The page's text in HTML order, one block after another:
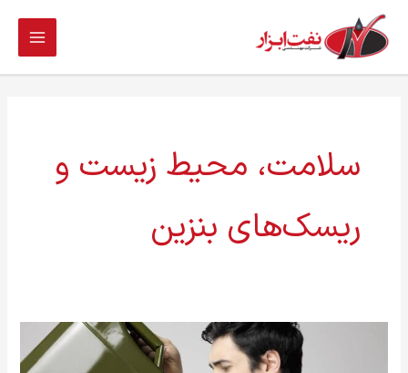
رفتن
محتوا
سلامت، محیط زیست و
ریسک‌های بنزین